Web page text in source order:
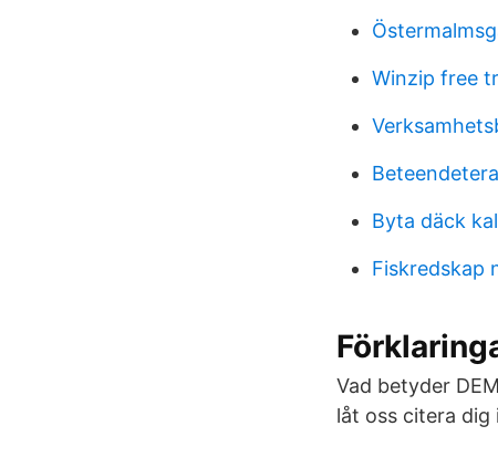
Winzip free
Byta däck
Fiskredskap
Vad betyder
låt oss citera dig